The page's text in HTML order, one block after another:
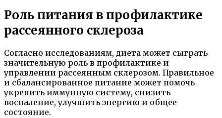
Роль питания в профилактике
рассеянного склероза
Согласно исследованиям, диета может сыграть
значительную роль в профилактике и
управлении рассеянным склерозом. Правильное
и сбалансированное питание может помочь
укрепить иммунную систему, снизить
воспаление, улучшить энергию и общее
состояние.